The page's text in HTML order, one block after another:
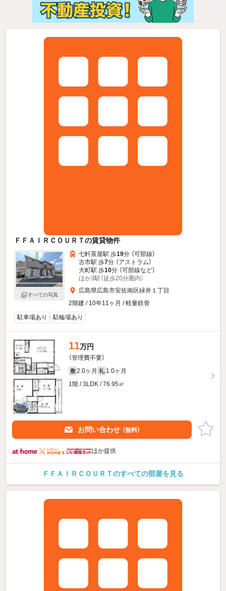
ＦＦＡＩＲＣＯＵＲＴの賃貸物件
すべての写真
七軒茶屋駅 歩19分 （可部線）
古市駅 歩7分 （アストラム）
大町駅 歩10分 （可部線など）
ほか3駅（徒歩20分圏内）
広島県広島市安佐南区緑井１丁目
2階建 / 10年11ヶ月 / 軽量鉄骨
駐車場あり
駐輪場あり
11万円
（管理費不要）
敷 2.0ヶ月 礼 1.0ヶ月
1階 / 3LDK / 76.95㎡
お問い合わせ （無料）
ほか提供
ＦＦＡＩＲＣＯＵＲＴのすべての部屋を見る